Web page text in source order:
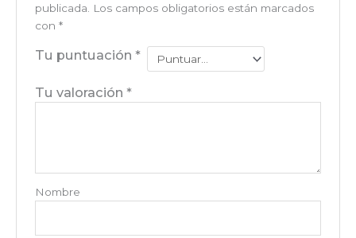
publicada.
Los campos obligatorios están marcados
con *
Tu puntuación *
Tu valoración *
Nombre